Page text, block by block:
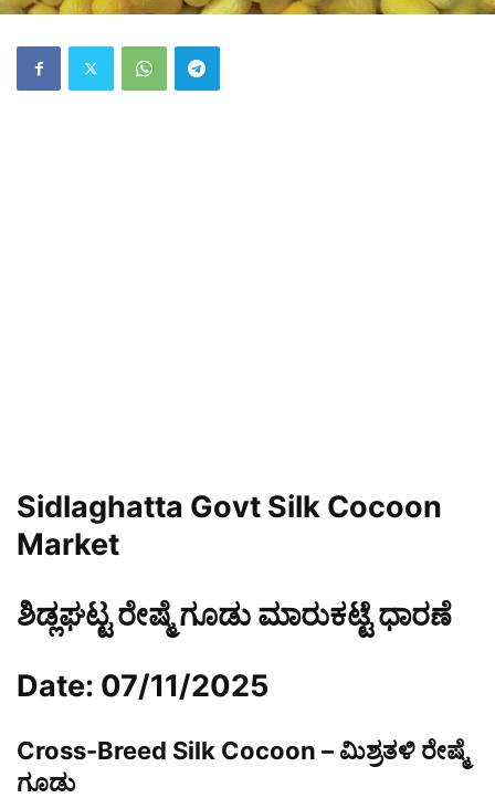
Sidlaghatta Govt Silk Cocoon
Market
ಶಿಡ್ಲಘಟ್ಟ ರೇಷ್ಮೆ ಗೂಡು ಮಾರುಕಟ್ಟೆ ಧಾರಣೆ
Date: 07/11/2025
Cross-Breed Silk Cocoon – ಮಿಶ್ರತಳಿ ರೇಷ್ಮೆ
ಗೂಡು